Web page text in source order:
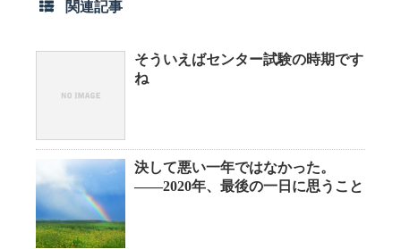
関連記事
そういえばセンター試験の時期です
ね
決して悪い一年ではなかった。
――2020年、最後の一日に思うこと